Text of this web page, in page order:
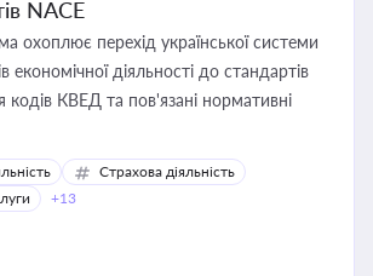
NACE
охоплює перехід української системи
економічної діяльності до стандартів
кодів КВЕД та пов'язані нормативні
Страхова діяльність
+13